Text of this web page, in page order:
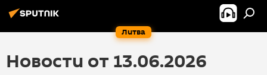
Литва
Новости от 13.06.2026